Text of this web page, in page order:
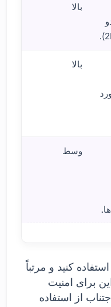
بالا
بالا
وسط
کنید و مرتباً
برای امنیت
از استفاده